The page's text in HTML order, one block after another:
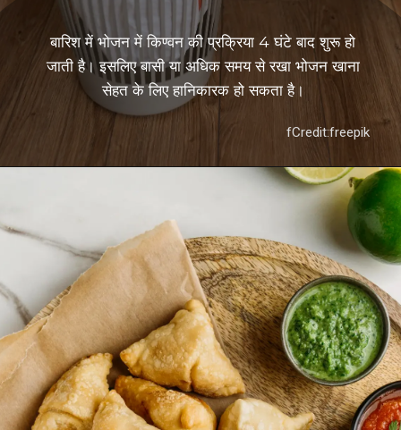
बारिश में भोजन में किण्वन की प्रक्रिया 4 घंटे बाद शुरू हो
जाती है। इसलिए बासी या अधिक समय से रखा भोजन खाना
सेहत के लिए हानिकारक हो सकता है।
fCredit:freepik